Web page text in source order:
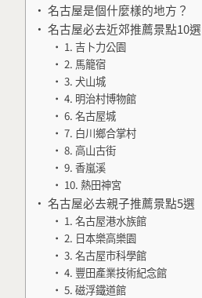
名古屋是個什麼樣的地方？
名古屋必去近郊推薦景點10選
1. 吉卜力公園
2. 馬籠宿
3. 犬山城
4. 明治村博物館
6. 名古屋城
7. 白川鄉合掌村
8. 高山古街
9. 香嵐溪
10. 熱田神宮
名古屋必去親子推薦景點5選
1. 名古屋港水族館
2. 日本樂高樂園
3. 名古屋市科學館
4. 豐田產業技術紀念館
5. 磁浮鐵道館